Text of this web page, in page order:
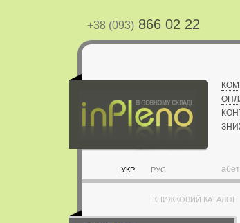
+38 (093) 866 02 22
УКР РУС
КНИЖКОВИЙ КАТАЛОГ